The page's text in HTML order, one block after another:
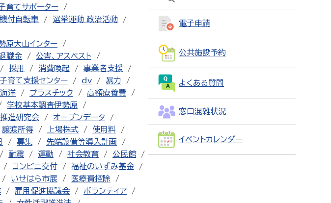
育てサポーター
付自転車
選挙運動 政治活動
原大山インター
職金
公害、アスベスト
採用 消費喚起
事業者支援
子育て支援センター dv
暴力
海洋 プラスチック
高額療養費
学校基本調査伊勢原
進研究会
オープンデータ
譲渡所得 上場株式
使用料
募集
先端設備等導入計画
耐震 運動 社会教育
公民館
コンビニ交付
福祉のいずみ基金
いせはら市展
医療費控除
雇用促進協議会
ボランティア
電子申請
公共施設予約
よくある質問
窓口混雑状況
イベントカレンダー